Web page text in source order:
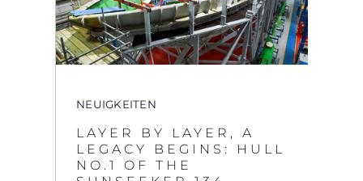
LAYER BY LAYER, A
LEGACY BEGINS: HULL
NO.1 OF THE
SUNSEEKER 134
MEHR ANSEHEN